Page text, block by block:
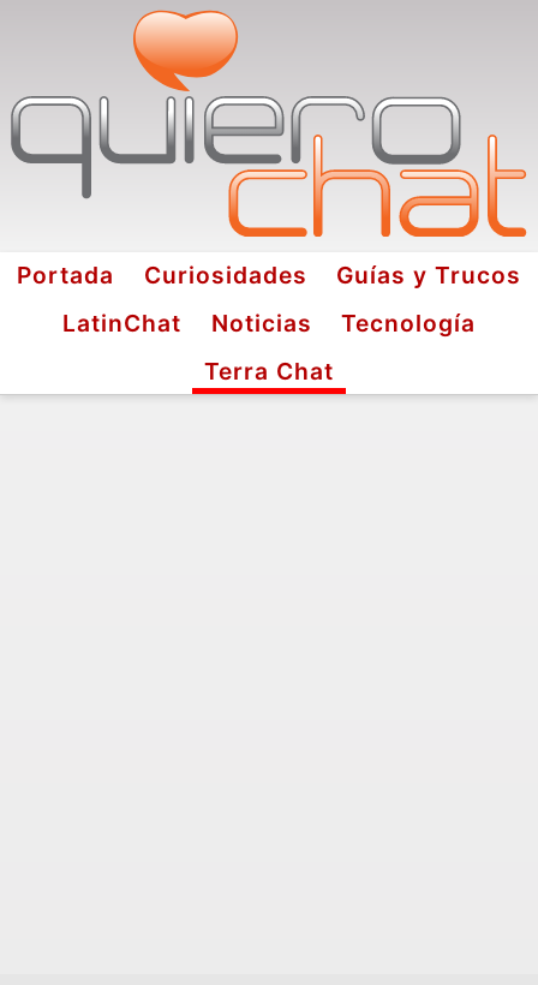
Portada Curiosidades
Guías y Trucos
LatinChat
Noticias
Tecnología
Terra Chat